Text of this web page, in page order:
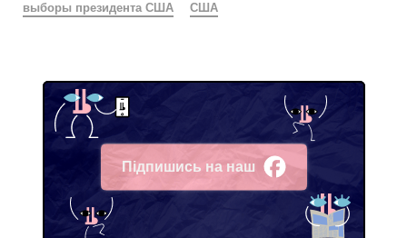
выборы президента США
США
Підпишись на наш
Facebook